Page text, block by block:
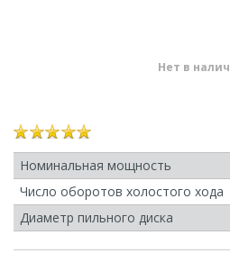
Нет в
Номинальная мощность
Число оборотов холостого хода
Диаметр пильного диска